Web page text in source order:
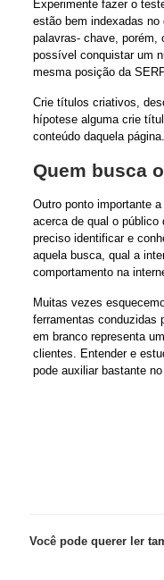
Experimente fazer o
estão bem indexadas
palavras- chave, porém,
possível conquistar um
mesma posição da
Crie títulos criativos,
hípotese alguma crie
conteúdo daquela página.
Quem busca
Outro ponto importante
acerca de qual o público
preciso identificar e
aquela busca, qual a
comportamento na
Muitas vezes
ferramentas conduzidas
em branco representa
clientes. Entender e
pode auxiliar bastante
Você pode querer ler